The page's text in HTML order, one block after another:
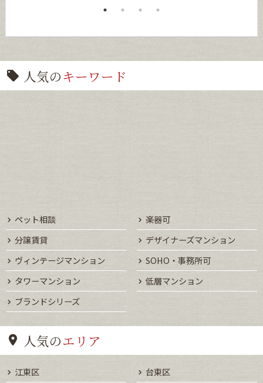
人気のキーワード
ペット相談
楽器可
分譲賃貸
デザイナーズマンション
ヴィンテージマンション
SOHO・事務所可
タワーマンション
低層マンション
ブランドシリーズ
人気のエリア
江東区
台東区